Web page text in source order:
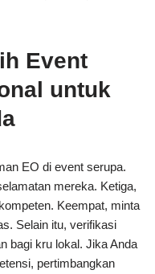
Event
untuk
EO di event serupa.
mereka. Ketiga,
Keempat, minta
Selain itu, verifikasi
bagi kru lokal. Jika Anda
pertimbangkan